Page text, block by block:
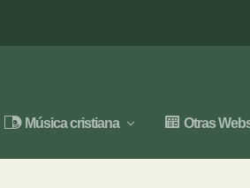
Música cristiana Otras